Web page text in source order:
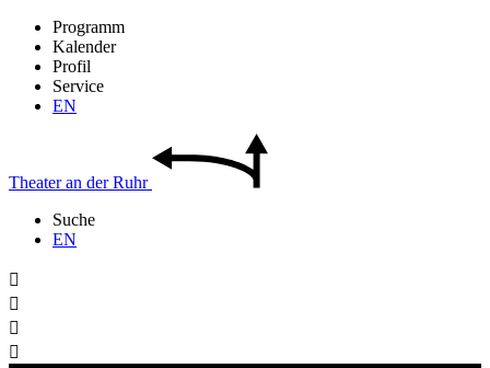
Programm
Kalender
Profil
Service
EN
Theateran derRuhr
Suche
EN



